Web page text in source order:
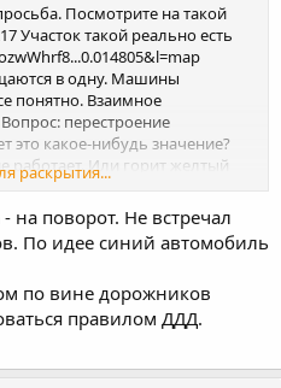
Посмотрите на такой
Участок такой реально есть
в одну. Машины
понятно. Взаимное
перестроение
это какое-нибудь значение?
работает. Или горит желтый
в среднем ряду.
машинам в левому ряду -
не делаешь). А приходиться
Потому что скорее всего там
И может чиркануться...
раскрытия...
на поворот. Не встречал
По идее синий автомобиль
по вине дорожников
правилом ДДД.